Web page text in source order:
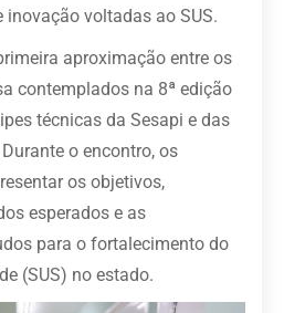
inovação voltadas ao SUS.
aproximação entre os
contemplados na 8ª edição
técnicas da Sesapi e das
o encontro, os
os objetivos,
esperados e as
para o fortalecimento do
(SUS) no estado.